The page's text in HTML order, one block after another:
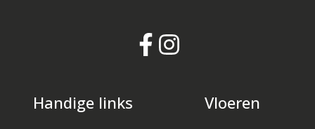
Handige links Vloeren